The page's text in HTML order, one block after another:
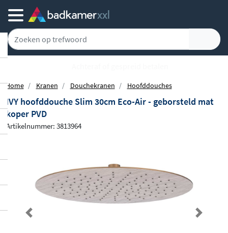
Home Kranen Douchekranen Hoofddouches
IVY hoofddouche Slim 30cm Eco-Air - geborsteld mat
koper PVD
Artikelnummer: 3813964
Previous Next